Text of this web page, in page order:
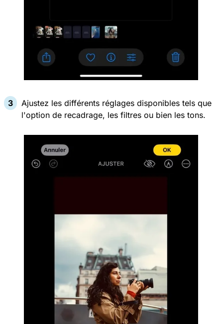
Ajustez les différents réglages disponibles tels que
l'option de recadrage, les filtres ou bien les tons.